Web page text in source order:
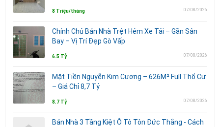
8 Triệu/tháng 07/08/2026
Chính Chủ Bán Nhà Trệt Hẻm Xe Tải – Gần Sân
Bay – Vị Trí Đẹp Gò Vấp
6.5 Tỷ 07/08/2026
Mặt Tiền Nguyễn Kim Cương – 626M² Full Thổ Cư
– Giá Chỉ 8,7 Tỷ
8.7 Tỷ 07/08/2026
Bán Nhà 3 Tầng Kiệt Ô Tô Tôn Đức Thắng - Cách